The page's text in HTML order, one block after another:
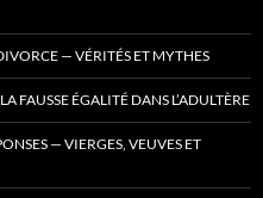
— VÉRITÉS ET MYTHES
FAUSSE ÉGALITÉ DANS L’ADULTÈRE
— VIERGES, VEUVES ET